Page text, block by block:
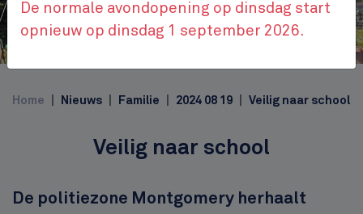
Jubelpark
Top
Home Nieuws Familie 2024 08 19 Veilig naar school
Veilig naar school
Description
De politiezone Montgomery herhaalt
De normale avondopening op dinsdag start
opnieuw op dinsdag 1 september 2026.